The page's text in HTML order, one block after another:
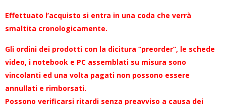
Effettuato l’acquisto si entra in una coda che verrà
smaltita cronologicamente.
Gli ordini dei prodotti con la dicitura “preorder”, le schede
video, i notebook e PC assemblati su misura sono
vincolanti ed una volta pagati non possono essere
annullati e rimborsati.
Possono verificarsi ritardi senza preavviso a causa dei